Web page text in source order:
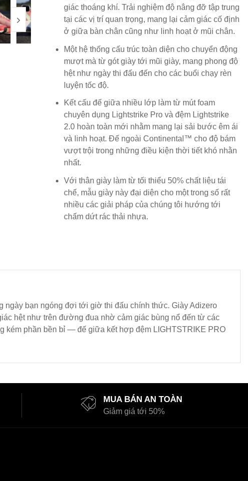
giác thoáng khí. Trải nghiệm độ nâng đỡ tập trung
tại các vị trí quan trọng, mang lại cảm giác cố định
ở giữa bàn chân cũng như linh hoạt ở mũi chân.
Một hệ thống cấu trúc toàn diện cho chuyển động
mượt mà từ gót giày tới mũi giày, mang phong độ
hệt như ngày thi đấu đến cho các buổi chạy rèn
luyện tốc độ.
Kết cấu đế giữa nhiều lớp làm từ mút foam
chuyên dụng Lightstrike Pro và đệm Lightstrike
2.0 hoàn toàn mới nhằm mang lại sải bước êm ái
và linh hoạt. Đế ngoài Continental™ cho độ bám
vượt trội trong những điều kiện thời tiết khó nhằn
nhất.
Với thân giày làm từ tối thiểu 50% chất liệu tái
chế, mẫu giày này đại diện cho một trong số rất
nhiều các giải pháp của chúng tôi hướng tới
chấm dứt rác thải nhựa.
ngày bạn ngóng đợi tới giờ thi đấu chính thức. Giày Adizero
hệt như trên đường đua nhờ cảm giác bùng nổ đến từ các
kém phần bền bỉ — đế giữa kết hợp đệm LIGHTSTRIKE PRO
MUA BÁN AN TOÀN
Giảm giá tới 50%